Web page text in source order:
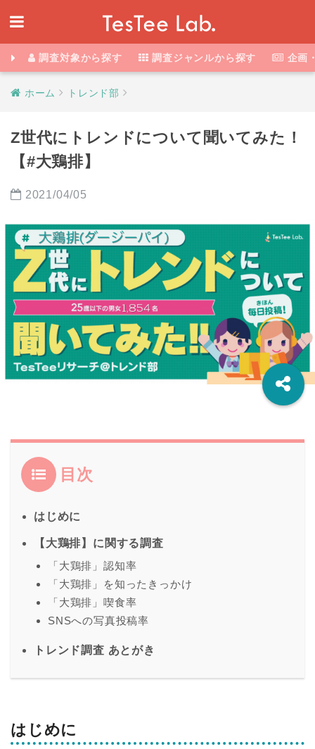
調査対象から探す 調査ジャンルから探す 企画
ホーム トレンド部
Z世代にトレンドについて聞いてみた！
【#大鶏排】
2021/04/05
目次
はじめに
【大鶏排】に関する調査
「大鶏排」認知率
「大鶏排」を知ったきっかけ
「大鶏排」喫食率
SNSへの写真投稿率
トレンド調査 あとがき
はじめに